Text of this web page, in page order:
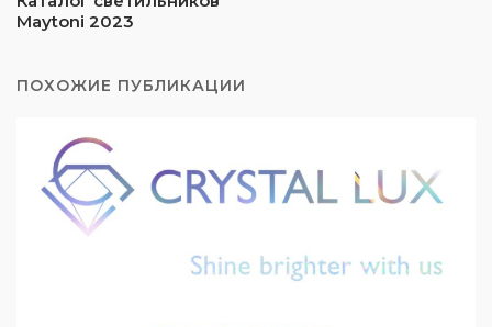
Maytoni 2023
ПОХОЖИЕ ПУБЛИКАЦИИ